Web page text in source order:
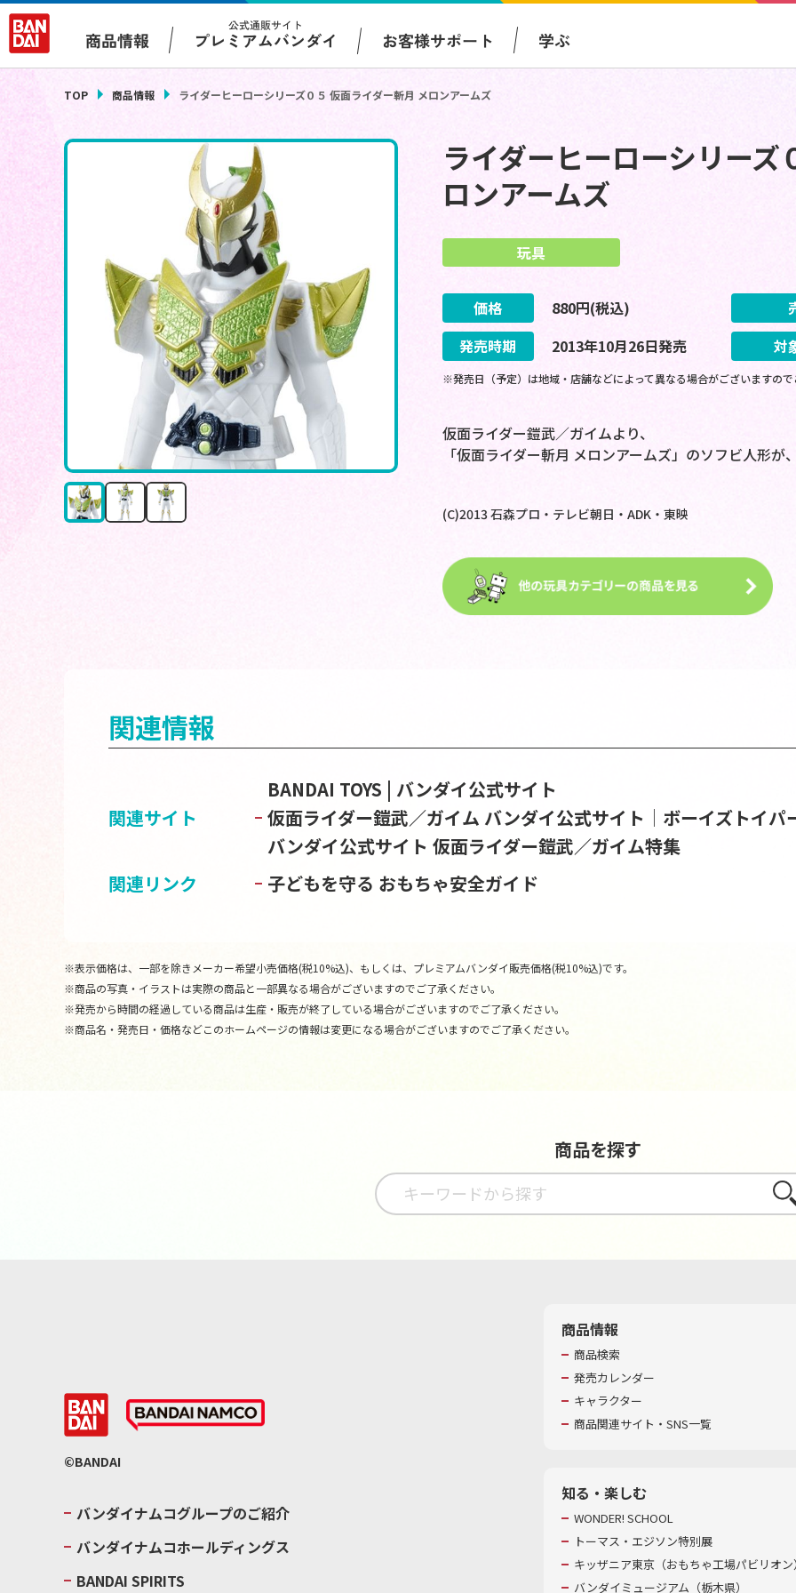
商品情報
公式通販サイト
プレミアムバンダイ お客様サポート 学ぶ
TOP 商品情報 ライダーヒーローシリーズ０５ 仮面ライダー斬月 メロンアームズ
ライダーヒーローシリー
ロンアームズ
玩具
価格 880円(税込)
発売時期
2013年10月26日発売 対
※発売日（予定）は地域・店舗などによって異なる場合がございますの
仮面ライダー鎧武／ガイムより、
「仮面ライダー斬月 メロンアームズ」のソフビ人形
(C)2013 石森プロ・テレビ朝日・ADK・東映
関連情報
関連サイト
BANDAI TOYS | バンダイ公式サイト
仮面ライダー鎧武／ガイム バンダイ公式サイト│ボーイズトイパ
バンダイ公式サイト 仮面ライダー鎧武／ガイム特集
関連リンク
子どもを守る おもちゃ安全ガイド
※表示価格は、一部を除きメーカー希望小売価格(税10%込)、もしくは、プレミアムバンダイ販売価格(税10%込)です。
※商品の写真・イラストは実際の商品と一部異なる場合がございますのでご了承ください。
※発売から時間の経過している商品は生産・販売が終了している場合がございますのでご了承ください。
※商品名・発売日・価格などこのホームページの情報は変更になる場合がございますのでご了承ください。
商品を探す
さが
©BANDAI
バンダイナムコグループのご紹介
バンダイナムコホールディングス
BANDAI SPIRITS
商品情報
商品検索
発売カレンダー
キャラクター
商品関連サイト・SNS一覧
知る・楽しむ
WONDER! SCHOOL
トーマス・エジソン特別展
キッザニア東京（おもちゃ工場パビリオ
バンダイミュージアム（栃木県）